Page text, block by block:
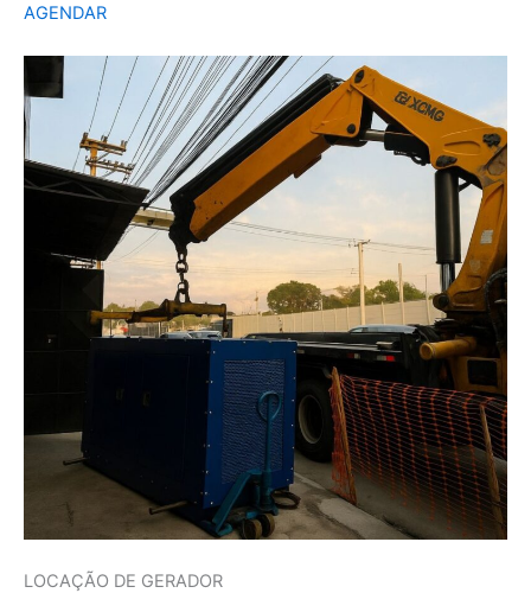
AGENDAR
LOCAÇÃO DE GERADOR